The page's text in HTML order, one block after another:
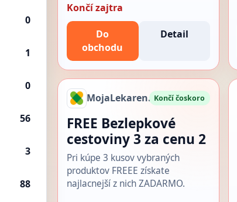
0
1
0
56
3
88
Končí zajtra
Do
obchodu
Detail
MojaLekaren.skKončí čoskoro
FREE Bezlepkové
cestoviny 3 za cenu 2
Pri kúpe 3 kusov vybraných
produktov FREEE získate
najlacnejší z nich ZADARMO.